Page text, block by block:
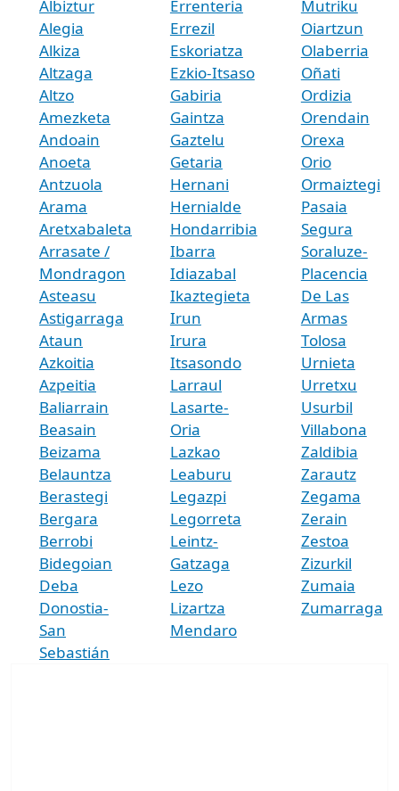
Albiztur
Alegia
Alkiza
Altzaga
Altzo
Amezketa
Andoain
Anoeta
Antzuola
Arama
Aretxabaleta
Arrasate /
Mondragon
Asteasu
Astigarraga
Ataun
Azkoitia
Azpeitia
Baliarrain
Beasain
Beizama
Belauntza
Berastegi
Bergara
Berrobi
Bidegoian
Deba
Donostia-
San
Sebastián
Errenteria
Errezil
Eskoriatza
Ezkio-Itsaso
Gabiria
Gaintza
Gaztelu
Getaria
Hernani
Hernialde
Hondarribia
Ibarra
Idiazabal
Ikaztegieta
Irun
Irura
Itsasondo
Larraul
Lasarte-
Oria
Lazkao
Leaburu
Legazpi
Legorreta
Leintz-
Gatzaga
Lezo
Lizartza
Mendaro
Mutriku
Oiartzun
Olaberria
Oñati
Ordizia
Orendain
Orexa
Orio
Ormaiztegi
Pasaia
Segura
Soraluze-
Placencia
De Las
Armas
Tolosa
Urnieta
Urretxu
Usurbil
Villabona
Zaldibia
Zarautz
Zegama
Zerain
Zestoa
Zizurkil
Zumaia
Zumarraga